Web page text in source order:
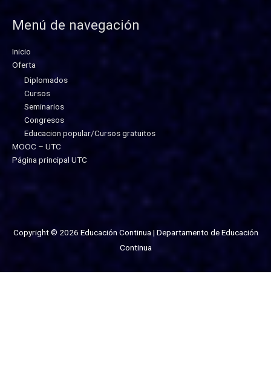
Menú de navegación
Inicio
Oferta
Diplomados
Cursos
Seminarios
Congresos
Educacion popular/Cursos gratuitos
MOOC – UTC
Página principal UTC
Copyright © 2026 Educación Continua| Departamento de Educación
Continua